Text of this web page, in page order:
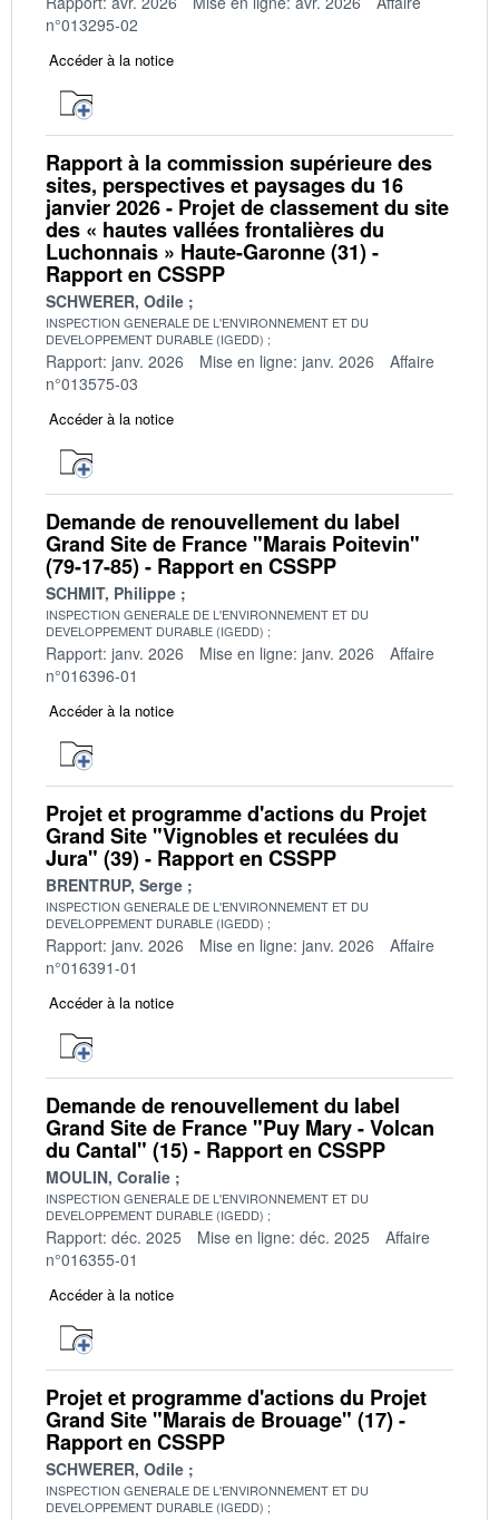
n°013295-02
Accéder à la notice
Rapport à la commission supérieure des
sites, perspectives et paysages du 16
janvier 2026 - Projet de classement du site
des « hautes vallées frontalières du
Luchonnais » Haute-Garonne (31) -
Rapport en CSSPP
SCHWERER, Odile
INSPECTION GENERALE DE L'ENVIRONNEMENT ET DU
DEVELOPPEMENT DURABLE (IGEDD)
Rapport: janv. 2026 Mise en ligne: janv. 2026
Affaire
n°013575-03
Accéder à la notice
Demande de renouvellement du label
Grand Site de France "Marais Poitevin"
(79-17-85) - Rapport en CSSPP
SCHMIT, Philippe
INSPECTION GENERALE DE L'ENVIRONNEMENT ET DU
DEVELOPPEMENT DURABLE (IGEDD)
Rapport: janv. 2026 Mise en ligne: janv. 2026
Affaire
n°016396-01
Accéder à la notice
Projet et programme d'actions du Projet
Grand Site "Vignobles et reculées du
Jura" (39) - Rapport en CSSPP
BRENTRUP, Serge
INSPECTION GENERALE DE L'ENVIRONNEMENT ET DU
DEVELOPPEMENT DURABLE (IGEDD)
Rapport: janv. 2026 Mise en ligne: janv. 2026
Affaire
n°016391-01
Accéder à la notice
Demande de renouvellement du label
Grand Site de France "Puy Mary - Volcan
du Cantal" (15) - Rapport en CSSPP
MOULIN, Coralie
INSPECTION GENERALE DE L'ENVIRONNEMENT ET DU
DEVELOPPEMENT DURABLE (IGEDD)
Rapport: déc. 2025 Mise en ligne: déc. 2025
Affaire
n°016355-01
Accéder à la notice
Projet et programme d'actions du Projet
Grand Site "Marais de Brouage" (17) -
Rapport en CSSPP
SCHWERER, Odile
INSPECTION GENERALE DE L'ENVIRONNEMENT ET DU
DEVELOPPEMENT DURABLE (IGEDD)